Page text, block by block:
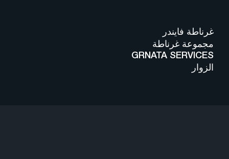
غرناطة فايندر
مجموعة غرناطة
GRNATA SERVICES
الزوار